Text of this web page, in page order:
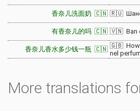
香奈儿洗面奶 🇨🇳 🇷🇺
有香奈儿的吗 🇨🇳 🇻🇳 Bạn
香奈儿香水多少钱一瓶 🇨🇳 🇬🇧 How
nel
More translations